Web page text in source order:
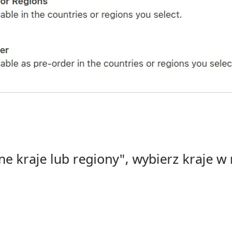
kraje lub regiony", wybierz kraje